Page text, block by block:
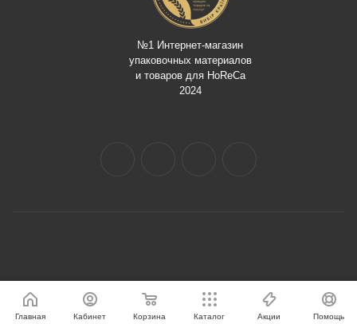
№1 Интернет-магазин
упаковочных материалов
и товаров для HoReCa
2024
Главная Кабинет Корзина Каталог Акции Помощь